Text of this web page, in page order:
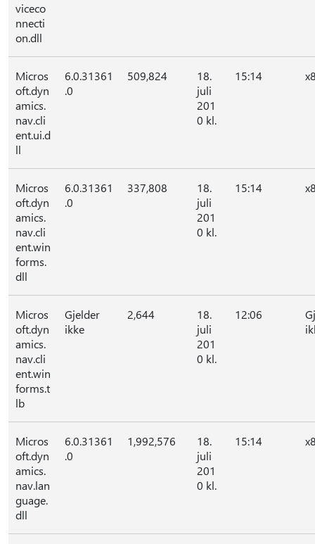
viceco
nnecti
on.dll
Micros
oft.dyn
amics.
nav.cli
ent.ui.d
ll
6.0.31361
.0
509,824
18.
juli
201
0 kl.
15:14
Micros
oft.dyn
amics.
nav.cli
ent.win
forms.
dll
6.0.31361
.0
337,808
18.
juli
201
0 kl.
15:14
Micros
oft.dyn
amics.
nav.cli
ent.win
forms.t
lb
Gjelder
ikke
2,644
18.
juli
201
0 kl.
12:06
Micros
oft.dyn
amics.
nav.lan
guage.
dll
6.0.31361
.0
1,992,576
18.
juli
201
0 kl.
15:14